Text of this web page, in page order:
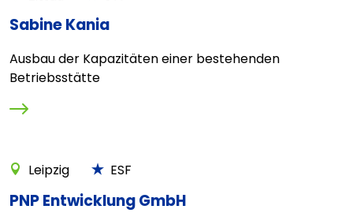
Sabine Kania
Ausbau der Kapazitäten einer bestehenden
Betriebsstätte
Leipzig ESF
PNP Entwicklung GmbH